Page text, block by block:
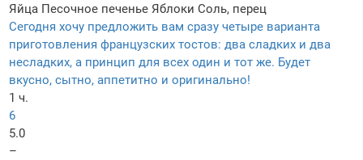
Яйца Песочное печенье Яблоки Соль, перец
Сегодня хочу предложить вам сразу четыре варианта
приготовления французских тостов: два сладких и два
несладких, а принцип для всех один и тот же. Будет
вкусно, сытно, аппетитно и оригинально!
1 ч.
6
5.0
–